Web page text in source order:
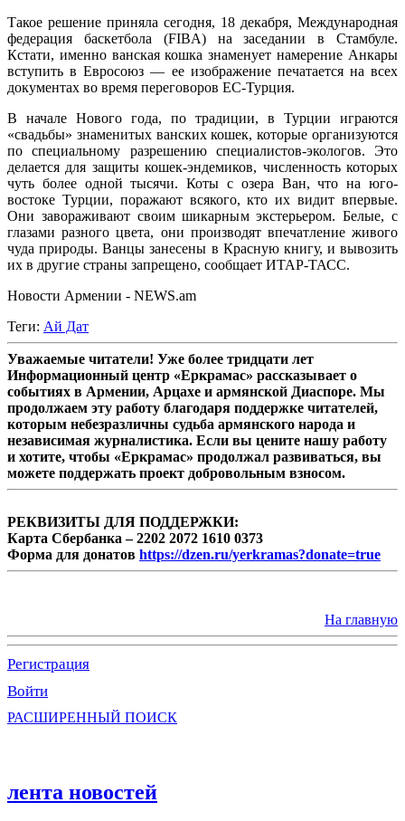
Такое решение приняла сегодня, 18 декабря, Международная
федерация баскетбола (FIBA) на заседании в Стамбуле.
Кстати, именно ванская кошка знаменует намерение Анкары
вступить в Евросоюз — ее изображение печатается на всех
документах во время переговоров ЕС-Турция.
В начале Нового года, по традиции, в Турции играются
«свадьбы» знаменитых ванских кошек, которые организуются
по специальному разрешению специалистов-экологов. Это
делается для защиты кошек-эндемиков, численность которых
чуть более одной тысячи. Коты с озера Ван, что на юго-
востоке Турции, поражают всякого, кто их видит впервые.
Они завораживают своим шикарным экстерьером. Белые, с
глазами разного цвета, они производят впечатление живого
чуда природы. Ванцы занесены в Красную книгу, и вывозить
их в другие страны запрещено, сообщает ИТАР-ТАСС.
Новости Армении - NEWS.am
Теги: Ай Дат
Уважаемые читатели! Уже более тридцати лет
Информационный центр «Еркрамас» рассказывает о
событиях в Армении, Арцахе и армянской Диаспоре. Мы
продолжаем эту работу благодаря поддержке читателей,
которым небезразличны судьба армянского народа и
независимая журналистика. Если вы цените нашу работу
и хотите, чтобы «Еркрамас» продолжал развиваться, вы
можете поддержать проект добровольным взносом.
РЕКВИЗИТЫ ДЛЯ ПОДДЕРЖКИ:
Карта Сбербанка – 2202 2072 1610 0373
Форма для донатов https://dzen.ru/yerkramas?donate=true
На главную
Регистрация
Войти
РАСШИРЕННЫЙ ПОИСК
лента новостей